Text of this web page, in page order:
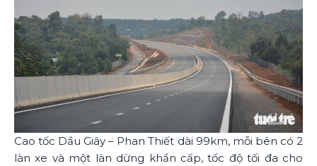
Cao tốc Dầu Giây – Phan Thiết dài 99km, mỗi bên có 2
làn xe và một làn dừng khẩn cấp, tốc độ tối đa cho